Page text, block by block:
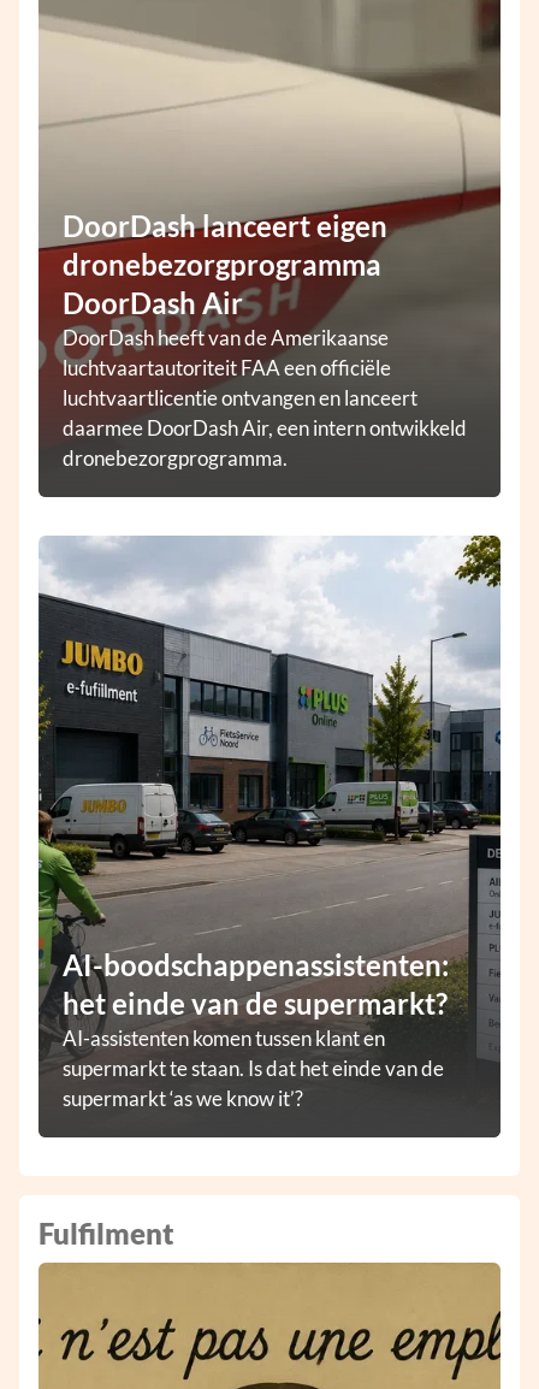
AI-boodschappenassistenten:
het einde van de supermarkt?
AI-assistenten komen tussen klant en
supermarkt te staan. Is dat het einde van de
supermarkt ‘as we know it’?
DoorDash lanceert eigen
dronebezorgprogramma
DoorDash Air
DoorDash heeft van de Amerikaanse
luchtvaartautoriteit FAA een officiële
luchtvaartlicentie ontvangen en lanceert
daarmee DoorDash Air, een intern ontwikkeld
dronebezorgprogramma.
Fulfilment